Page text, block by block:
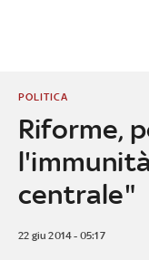
Riforme,
centrale"
POLITICA
22 giu 2014 - 05:17